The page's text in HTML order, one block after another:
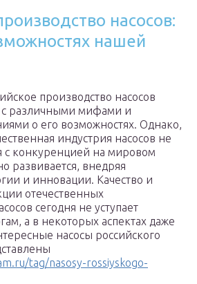
насосов:
нашей
производство насосов
с различными мифами и
о его возможностях. Однако,
индустрия насосов не
с конкуренцией на мировом
развивается, внедряя
и инновации. Качество и
отечественных
сегодня не уступает
а в некоторых аспектах даже
насосы российского
tag/nasosy-rossiyskogo-